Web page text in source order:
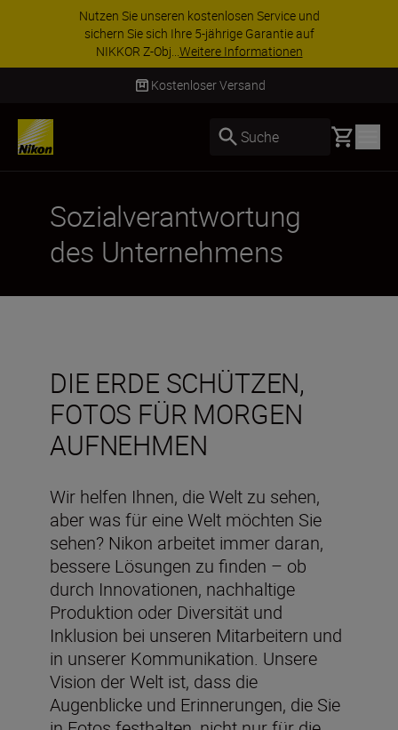
Nutzen Sie unseren kostenlosen Service und
sichern Sie sich Ihre 5-jährige Garantie auf
NIKKOR Z-Obj...Weitere Informationen
Kostenloser Versand
Suche Basket
Sozialverantwortung
des Unternehmens
DIE ERDE SCHÜTZEN,
FOTOS FÜR MORGEN
AUFNEHMEN
Wir helfen Ihnen, die Welt zu sehen,
aber was für eine Welt möchten Sie
sehen? Nikon arbeitet immer daran,
bessere Lösungen zu finden – ob
durch Innovationen, nachhaltige
Produktion oder Diversität und
Inklusion bei unseren Mitarbeitern und
in unserer Kommunikation. Unsere
Vision der Welt ist, dass die
Augenblicke und Erinnerungen, die Sie